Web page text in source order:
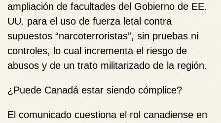
ampliación de facultades del Gobierno de EE.
UU. para el uso de fuerza letal contra
supuestos “narcoterroristas”, sin pruebas ni
controles, lo cual incrementa el riesgo de
abusos y de un trato militarizado de la región.
¿Puede Canadá estar siendo cómplice?
El comunicado cuestiona el rol canadiense en